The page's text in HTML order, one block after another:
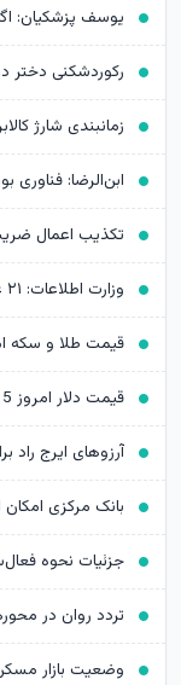
یوسف پزشکیان:
رکوردشکنی دختر
قیمت دلار امروز 15 مرداد 1405 / دلار ۴ هزار تومان ریخت
جزئیات نحوه
تردد روان در
وضعیت بازار